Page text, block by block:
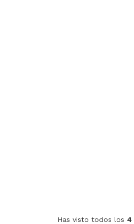
Has visto todos los 4